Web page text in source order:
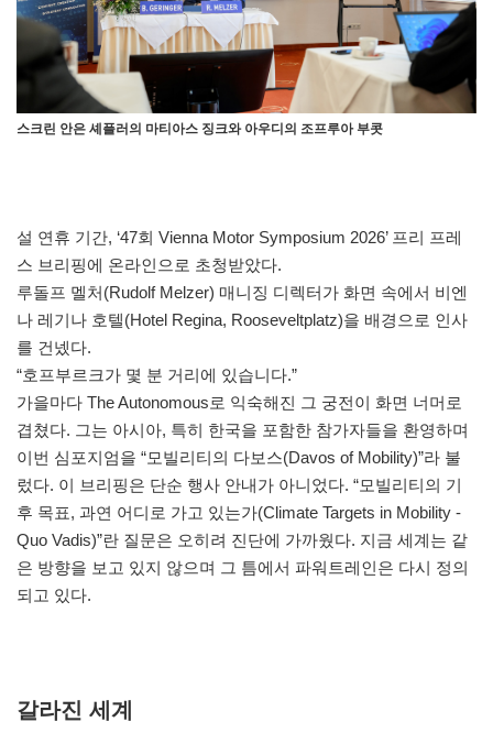
스크린 안은 셰플러의 마티아스 징크와 아우디의 조프루아 부콧
설 연휴 기간, ‘47회 Vienna Motor Symposium 2026’ 프리 프레
스 브리핑에 온라인으로 초청받았다.
루돌프 멜처(Rudolf Melzer) 매니징 디렉터가 화면 속에서 비엔
나 레기나 호텔(Hotel Regina, Rooseveltplatz)을 배경으로 인사
를 건넸다.
“호프부르크가 몇 분 거리에 있습니다.”
가을마다 The Autonomous로 익숙해진 그 궁전이 화면 너머로
겹쳤다. 그는 아시아, 특히 한국을 포함한 참가자들을 환영하며
이번 심포지엄을 “모빌리티의 다보스(Davos of Mobility)”라 불
렀다. 이 브리핑은 단순 행사 안내가 아니었다. “모빌리티의 기
후 목표, 과연 어디로 가고 있는가(Climate Targets in Mobility -
Quo Vadis)”란 질문은 오히려 진단에 가까웠다. 지금 세계는 같
은 방향을 보고 있지 않으며 그 틈에서 파워트레인은 다시 정의
되고 있다.
갈라진 세계